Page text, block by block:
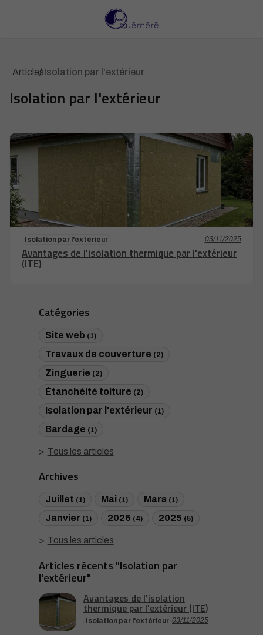
Catégories
Site web (1)
Travaux de couverture (2)
Zinguerie (2)
Étanchéité toiture (2)
Isolation par l'extérieur (1)
Bardage (1)
Tous les articles
Archives
Juillet (1) Mai (1) Mars (1)
Janvier (1) 2026 (4) 2025 (5)
Tous les articles
Articles récents "Isolation par
l'extérieur"
Isolation par l'extérieur 03/11/2025
Avantages de l'isolation
thermique par l'extérieur (ITE)
ArticlesIsolation par l'extérieur
Isolation par l'extérieur
Isolation par l'extérieur 03/11/2025
Avantages de l'isolation thermique par l'extérieur
(ITE)